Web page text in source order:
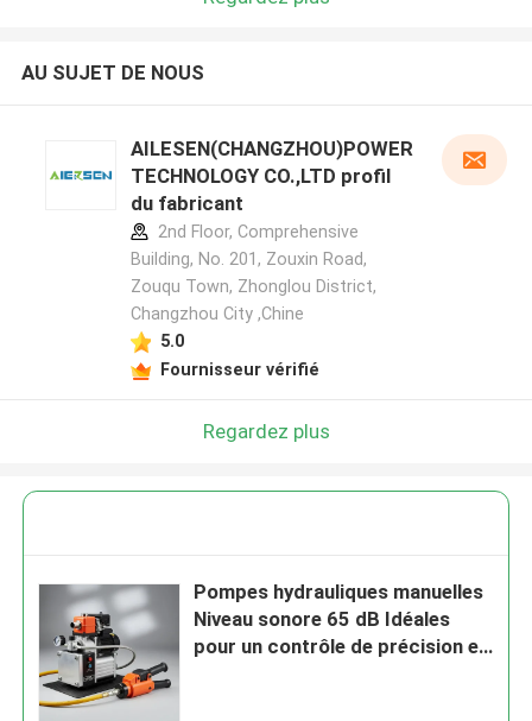
AU SUJET DE NOUS
AILESEN(CHANGZHOU)POWER
TECHNOLOGY CO.,LTD profil
du fabricant
2nd Floor, Comprehensive
Building, No. 201, Zouxin Road,
Zouqu Town, Zhonglou District,
Changzhou City ,Chine
5.0
Fournisseur vérifié
Regardez plus
Pompes hydrauliques manuelles
Niveau sonore 65 dB Idéales
pour un contrôle de précision et